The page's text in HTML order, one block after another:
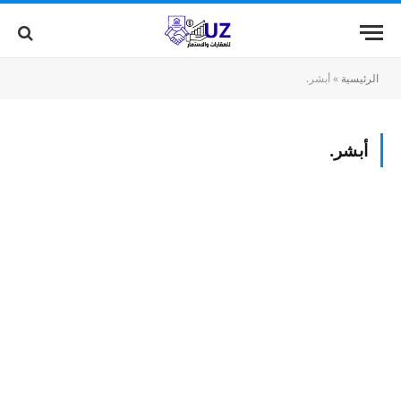
الرئيسية » أبشر.
أبشر.